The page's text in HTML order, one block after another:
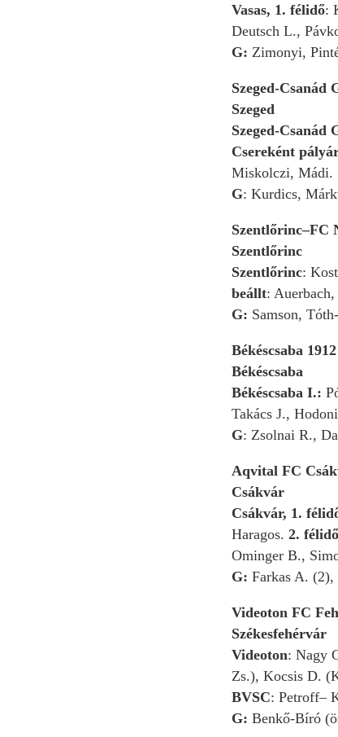
Vasas, 1. félidő:
Deutsch L.,
G: Zimonyi,
Szeged-
Szeged
Szeged-Csanád
Csereként
Miskolczi, Mádi.
G: Kurdics,
Szentlőrinc–FC
Szentlőrinc
Szentlőrinc:
beállt:
G: Samson,
Békéscsaba
Békéscsaba
Békéscsaba I.:
Takács J.,
G: Zsolnai R.,
Aqvital FC
Csákvár
Csákvár, 1.
Haragos. 2. félidő
Ominger B.,
G: Farkas A.
Videoton FC
Székesfehérvár
Videoton: Nagy
Zs.), Kocsis D.
BVSC: Petroff–
G: Benkő-Bíró